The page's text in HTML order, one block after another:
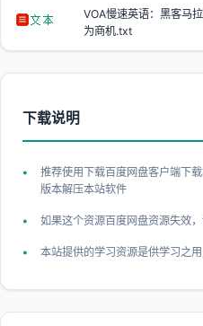
VOA慢速英语：黑客马
为商机.txt
下载说明
推荐使用下载百度网盘客户端下
版本解压本站软件
如果这个资源百度网盘资源失效
本站提供的学习资源是供学习之